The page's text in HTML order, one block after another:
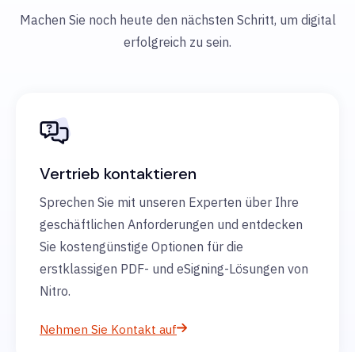
Machen Sie noch heute den nächsten Schritt, um digital
erfolgreich zu sein.
Vertrieb kontaktieren
Sprechen Sie mit unseren Experten über Ihre
geschäftlichen Anforderungen und entdecken
Sie kostengünstige Optionen für die
erstklassigen PDF- und eSigning-Lösungen von
Nitro.
Nehmen Sie Kontakt auf